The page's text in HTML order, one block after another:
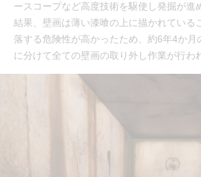
ースコープなど高度技術を駆使し発掘が進
結果、壁画は薄い漆喰の上に描かれている
落する危険性が高かったため、約6年4か月
に分けて全ての壁画の取り外し作業が行わ